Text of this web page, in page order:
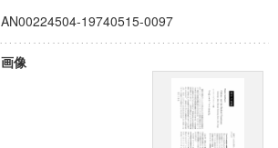
AN00224504-19740515-0097
画像